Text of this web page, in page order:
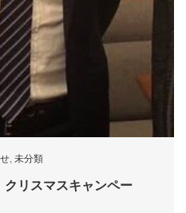
, 未分類
クリスマスキャンペー